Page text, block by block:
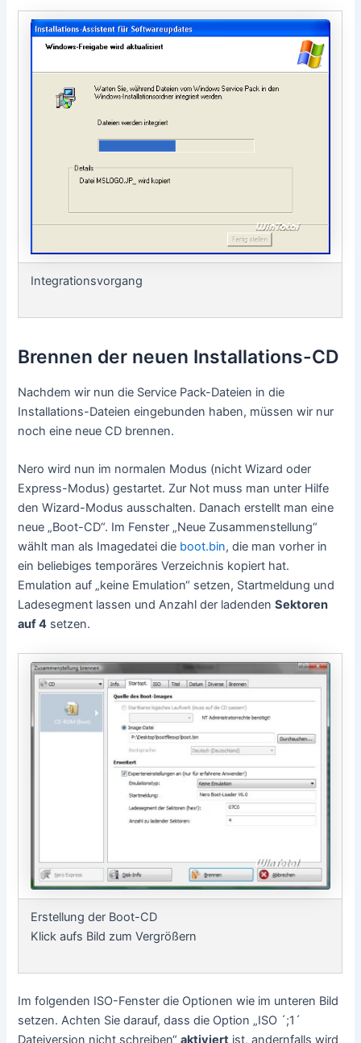
Integrationsvorgang
Brennen der neuen Installations-CD
Nachdem wir nun die Service Pack-Dateien in die
Installations-Dateien eingebunden haben, müssen wir nur
noch eine neue CD brennen.
Nero wird nun im normalen Modus (nicht Wizard oder
Express-Modus) gestartet. Zur Not muss man unter Hilfe
den Wizard-Modus ausschalten. Danach erstellt man eine
neue „Boot-CD“. Im Fenster „Neue Zusammenstellung“
wählt man als Imagedatei die boot.bin, die man vorher in
ein beliebiges temporäres Verzeichnis kopiert hat.
Emulation auf „keine Emulation“ setzen, Startmeldung und
Ladesegment lassen und Anzahl der ladendenSektoren
auf 4 setzen.
Erstellung der Boot-CD
Klick aufs Bild zum Vergrößern
Im folgenden ISO-Fenster die Optionen wie im unteren Bild
setzen. Achten Sie darauf, dass die Option „ISO ´;1´
Dateiversion nicht schreiben“aktiviert ist, andernfalls wird